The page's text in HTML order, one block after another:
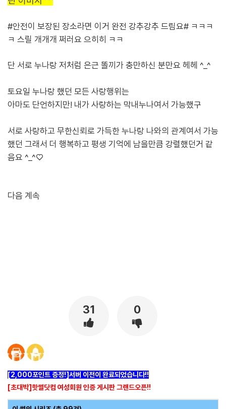
#안전이 보장된 장소라면 이거 완전 강추강추 드림요# ㅋㅋㅋ
ㅋ 스릴 개개개 쩌러요 으히히 ㅋㅋ
단 서로 누나랑 저처럼 은근 똘끼가 충만하신 분만요 헤헤 ^_^
토요일 누나랑 했던 모든 사랑행위는
아마도 단언하지만! 내가 사랑하는 막내누나여서 가능했구
서로 사랑하고 무한신뢰로 가득한 누나랑 나와의 관계여서 가능
했던 그래서 더 행복하고 평생 기억에 남을만큼 강렬했던거 같
음요 ^_^♡
다음 계속
31 0
[2,000포인트 증정!]서버 이전이 완료되었습니다!!
[초대박]핫썰닷컴 여성회원 인증 게시판 그랜드오픈!!